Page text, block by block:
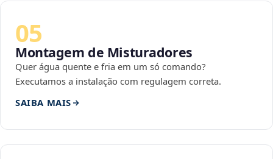
05
Montagem de Misturadores
Quer água quente e fria em um só comando?
Executamos a instalação com regulagem correta.
SAIBA MAIS